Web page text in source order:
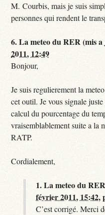
M. Courbis, mais je suis
personnes qui rendent le
6.La meteo du RER (mis
2011, 12:49
Bonjour,
Je suis regulierement la
cet outil. Je vous signale
calcul du pourcentage du
vraisemblablement suite a la
RATP.
Cordialement,
1.La meteo du
février 2011, 15:42,
C’est corrigé. Merci